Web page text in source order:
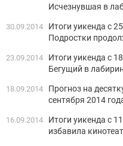
Исчезнувшая в
30.09.2014
Итоги уикенда c
Подростки
23.09.2014
Итоги уикенда c
Бегущий в
18.09.2014
Прогноз на
сентября 2014
16.09.2014
Итоги уикенда c
избавила